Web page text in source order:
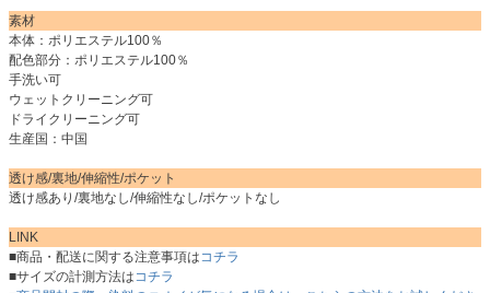
素材
本体：ポリエステル100％
配色部分：ポリエステル100％
手洗い可
ウェットクリーニング可
ドライクリーニング可
生産国：中国
透け感/裏地/伸縮性/ポケット
透け感あり/裏地なし/伸縮性なし/ポケットなし
LINK
■商品・配送に関する注意事項はコチラ
■サイズの計測方法はコチラ